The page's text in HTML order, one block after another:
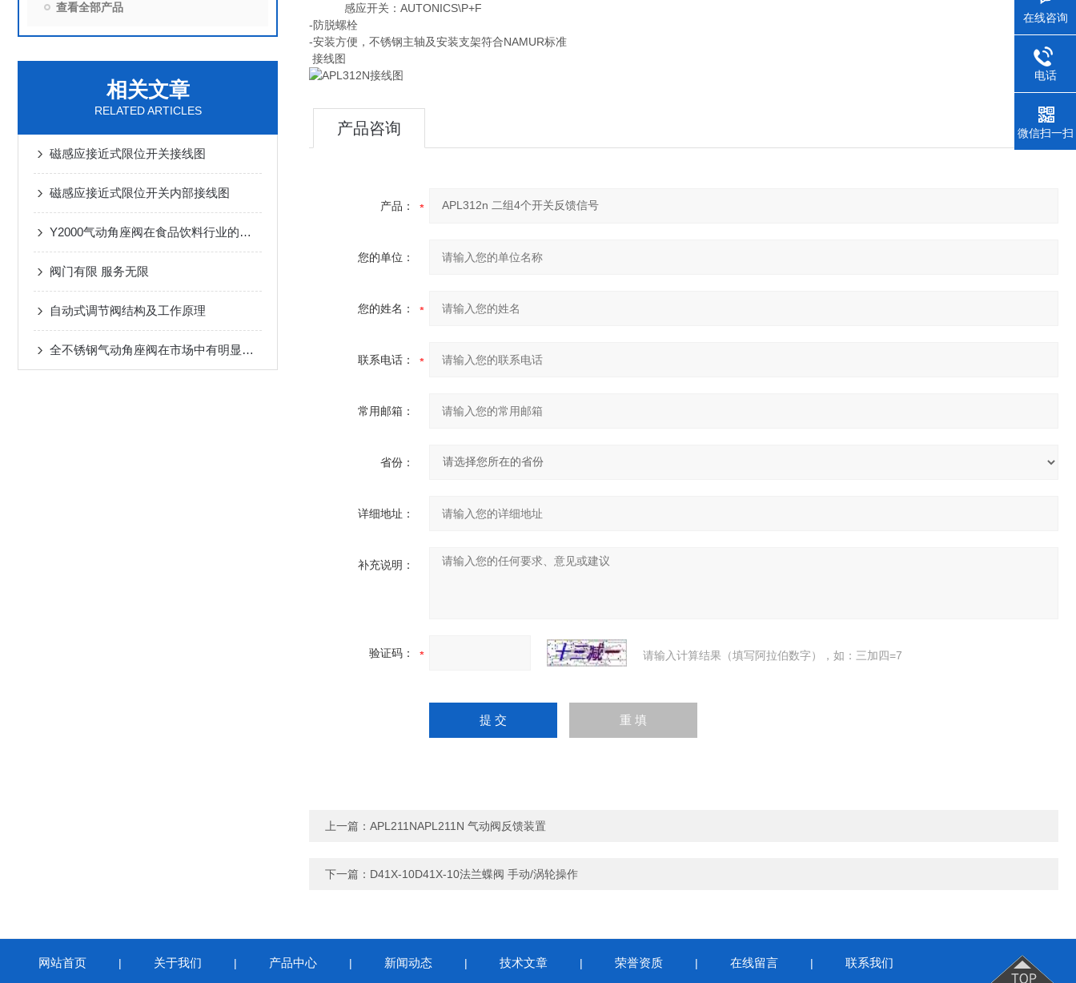
查看全部产品
相关文章
RELATED ARTICLES
磁感应接近式限位开关接线图
磁感应接近式限位开关内部接线图
Y2000气动角座阀在食品饮料行业的卫生级应用规范
阀门有限 服务无限
自动式调节阀结构及工作原理
全不锈钢气动角座阀在市场中有明显的优势
感应开关：AUTONICS\P+F
-防脱螺栓
-安装方便，不锈钢主轴及安装支架符合NAMUR标准
接线图
产品咨询
产品：
您的单位：
您的姓名：
联系电话：
常用邮箱：
省份：
详细地址：
补充说明：
验证码： 请输入计算结果（填写阿拉伯数字），如：三加四=7
上一篇： APL211NAPL211N 气动阀反馈装置
下一篇： D41X-10D41X-10法兰蝶阀 手动/涡轮操作
网站首页 | 关于我们 | 产品中心 | 新闻动态 | 技术文章 | 荣誉资质 | 在线留言 | 联系我们
在线咨询
电话
微信扫一扫